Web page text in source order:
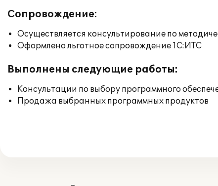
Сопровождение:
Осуществляется консультирование по
Оформлено льготное сопровождение 1С:ИТС
Выполнены следующие работы:
Консультации по выбору программного
Продажа выбранных программных продуктов